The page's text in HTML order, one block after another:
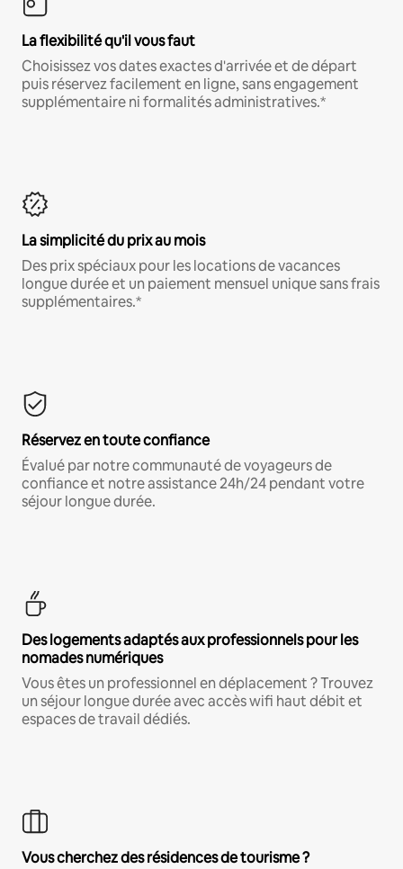
La flexibilité qu'il vous faut
Choisissez vos dates exactes d'arrivée et de départ
puis réservez facilement en ligne, sans engagement
supplémentaire ni formalités administratives.*
La simplicité du prix au mois
Des prix spéciaux pour les locations de vacances
longue durée et un paiement mensuel unique sans frais
supplémentaires.*
Réservez en toute confiance
Évalué par notre communauté de voyageurs de
confiance et notre assistance 24h/24 pendant votre
séjour longue durée.
Des logements adaptés aux professionnels pour les
nomades numériques
Vous êtes un professionnel en déplacement ? Trouvez
un séjour longue durée avec accès wifi haut débit et
espaces de travail dédiés.
Vous cherchez des résidences de tourisme ?